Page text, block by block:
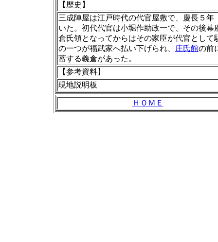
【歴史】
三成陣屋は江戸時代の代官屋敷で、慶長５
いた。初代代官は小堀作助政一で、その後
倉氏領となってからはその家臣が代官とし
の一つが福武家へ払い下げられ、
庄氏館の前
蓄する義倉があった。
【参考資料】
現地説明板
ＨＯＭＥ